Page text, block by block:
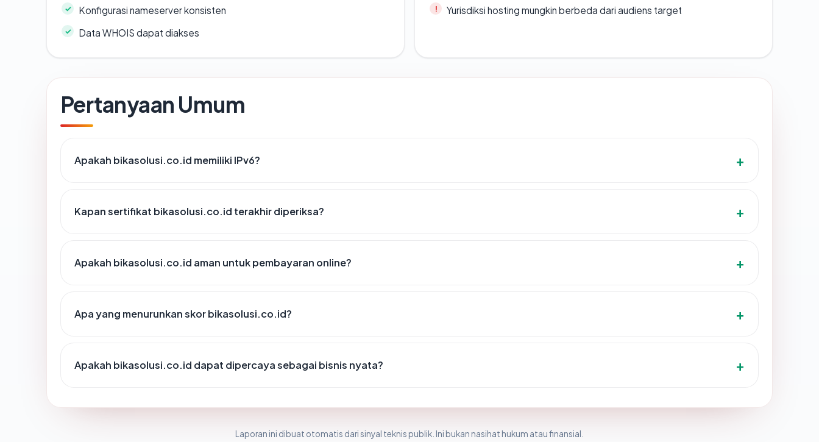
Konfigurasi nameserver konsisten
Data WHOIS dapat diakses
Yurisdiksi hosting mungkin berbeda dari audiens target
Pertanyaan Umum
Apakah bikasolusi.co.id memiliki IPv6?
Kapan sertifikat bikasolusi.co.id terakhir diperiksa?
Apakah bikasolusi.co.id aman untuk pembayaran online?
Apa yang menurunkan skor bikasolusi.co.id?
Apakah bikasolusi.co.id dapat dipercaya sebagai bisnis nyata?
Laporan ini dibuat otomatis dari sinyal teknis publik. Ini bukan nasihat hukum atau finansial.